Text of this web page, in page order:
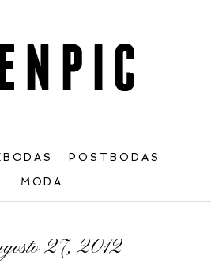
POSTBODAS
MODA
27, 2012